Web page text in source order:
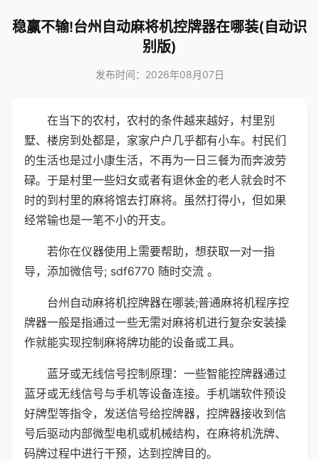
稳赢不输!台州自动麻将机控牌器在哪装(自动识
别版)
发布时间：2026年08月07日
在当下的农村，农村的条件越来越好，村里别
墅、楼房到处都是，家家户户几乎都有小车。村民们
的生活也是过小康生活，不再为一日三餐为而奔波劳
碌。于是村里一些妇女或者有退休金的老人就会时不
时的到村里的麻将馆去打麻将。虽然打得小，但如果
经常输也是一笔不小的开支。
若你在仪器使用上需要帮助，想获取一对一指
导，添加微信号; sdf6770 随时交流 。
台州自动麻将机控牌器在哪装;普通麻将机程序控
牌器一般是指通过一些无需对麻将机进行复杂安装操
作就能实现控制麻将牌功能的设备或工具。
蓝牙或无线信号控制原理：一些智能控牌器通过
蓝牙或无线信号与手机等设备连接。手机端软件预设
好牌型等指令，发送信号给控牌器，控牌器接收到信
号后驱动内部微型电机或机械结构，在麻将机洗牌、
码牌过程中进行干预，达到控牌目的。